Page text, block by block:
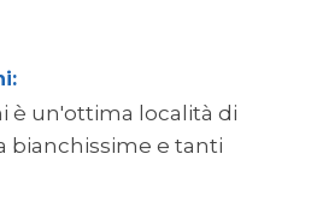
è un'ottima località di
bianchissime e tanti